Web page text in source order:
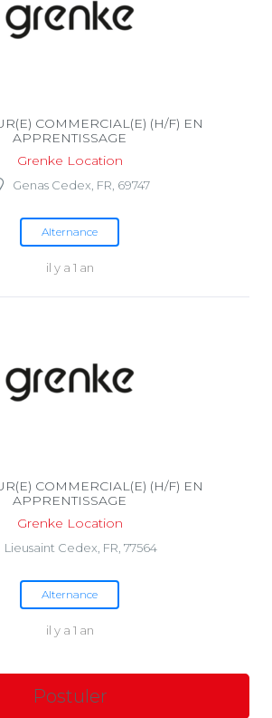
COMMERCIAL(E) (H/F) EN
APPRENTISSAGE
Grenke Location
Genas Cedex, FR, 69747
Alternance
il y a 1 an
COMMERCIAL(E) (H/F) EN
APPRENTISSAGE
Grenke Location
Lieusaint Cedex, FR, 77564
Alternance
il y a 1 an